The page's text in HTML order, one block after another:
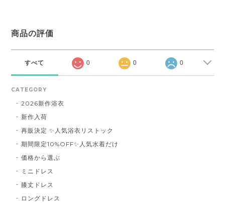
商品の評価
すべて 0 0 0
CATEGORY
2026新作浴衣
新作入荷
再販決定 ✨人気浴衣リストック
期間限定10%OFF✨人気水着だけ
価格から選ぶ
ミニドレス
膝丈ドレス
ロングドレス